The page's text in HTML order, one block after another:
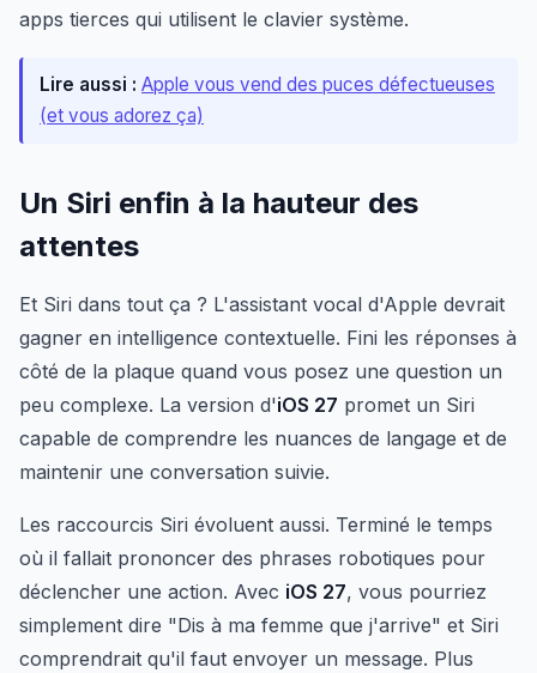
apps tierces qui utilisent le clavier système.
Lire aussi : Apple vous vend des puces défectueuses
(et vous adorez ça)
Un Siri enfin à la hauteur des
attentes
Et Siri dans tout ça ? L'assistant vocal d'Apple devrait
gagner en intelligence contextuelle. Fini les réponses à
côté de la plaque quand vous posez une question un
peu complexe. La version d'iOS 27 promet un Siri
capable de comprendre les nuances de langage et de
maintenir une conversation suivie.
Les raccourcis Siri évoluent aussi. Terminé le temps
où il fallait prononcer des phrases robotiques pour
déclencher une action. Avec iOS 27, vous pourriez
simplement dire "Dis à ma femme que j'arrive" et Siri
comprendrait qu'il faut envoyer un message. Plus